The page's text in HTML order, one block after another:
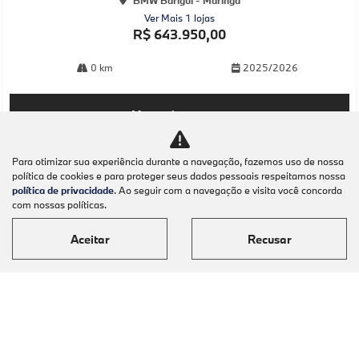
Ver Mais 1 lojas
R$ 643.950,00
0 km 2025/2026
Mais informações
Para otimizar sua experiência durante a navegação, fazemos uso de nossa
política de cookies e para proteger seus dados pessoais respeitamos nossa
política de privacidade. Ao seguir com a navegação e visita você concorda
com nossas políticas.
Aceitar Recusar